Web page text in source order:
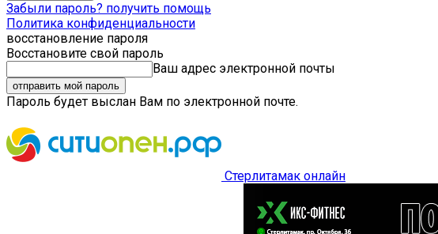
Забыли пароль? получить помощь
Политика конфиденциальности
восстановление пароля
Восстановите свой пароль
Ваш адрес электронной почты
Пароль будет выслан Вам по электронной почте.
Стерлитамак онлайн